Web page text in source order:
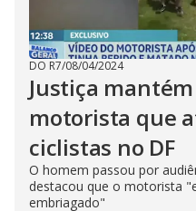
DO R7/08/04/2024
Justiça
motorista que
ciclistas no DF
O homem passou por
destacou que o motorista
embriagado"